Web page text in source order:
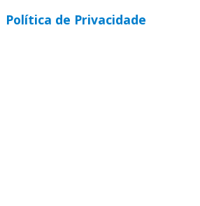
Política de Privacidade